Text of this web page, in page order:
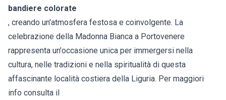
bandiere colorate
, creando un'atmosfera festosa e coinvolgente. La
celebrazione della Madonna Bianca a Portovenere
rappresenta un'occasione unica per immergersi nella
cultura, nelle tradizioni e nella spiritualità di questa
affascinante località costiera della Liguria. Per maggiori
info consulta il